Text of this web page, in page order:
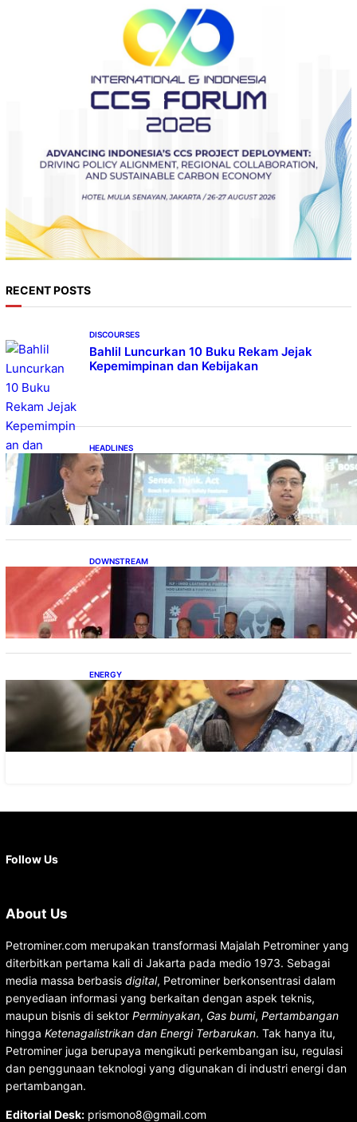
RECENT POSTS
DISCOURSES
Bahlil Luncurkan 10 Buku Rekam Jejak
Kepemimpinan dan Kebijakan
HEADLINES
Teknologi Keselamatan, Penentu Baru
Persaingan Industri Otomotif
DOWNSTREAM
Terbuka, Peluang Usaha bagi IKM Alas Kaki
Lokal
ENERGY
IESR: Kepemimpinan Terpadu jadi Kunci
Percepatan PLTS 100 GW
Follow Us
About Us
Petrominer.com merupakan transformasi Majalah Petrominer yang
diterbitkan pertama kali di Jakarta pada medio 1973. Sebagai
media massa berbasis digital, Petrominer berkonsentrasi dalam
penyediaan informasi yang berkaitan dengan aspek teknis,
maupun bisnis di sektor Perminyakan, Gas bumi, Pertambangan
hingga Ketenagalistrikan dan Energi Terbarukan. Tak hanya itu,
Petrominer juga berupaya mengikuti perkembangan isu, regulasi
dan penggunaan teknologi yang digunakan di industri energi dan
pertambangan.
Editorial Desk:prismono8@gmail.com